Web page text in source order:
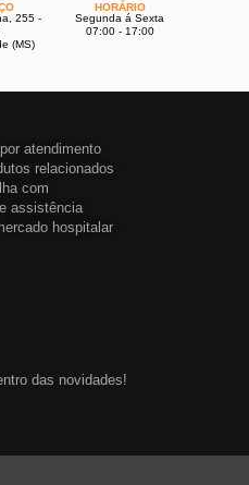
255 -
(MS)
HORÁRIO
Segunda á Sexta
07:00 - 17:00
atendimento
relacionados
com
assistência
hospitalar
das novidades!